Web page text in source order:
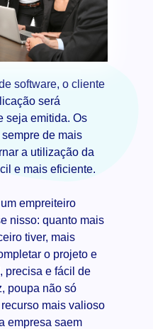
software, o cliente
será
seja emitida. Os
de mais
a utilização da
e mais eficiente.
empreiteiro
nisso: quanto mais
tiver, mais
o projeto e
precisa e fácil de
poupa não só
mais valioso
empresa saem